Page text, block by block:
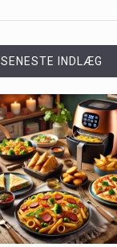
SENESTE INDLÆG